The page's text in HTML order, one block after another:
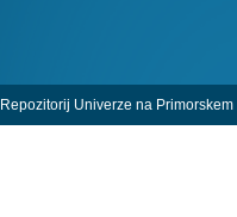
Repozitorij Univerze na Primorskem |